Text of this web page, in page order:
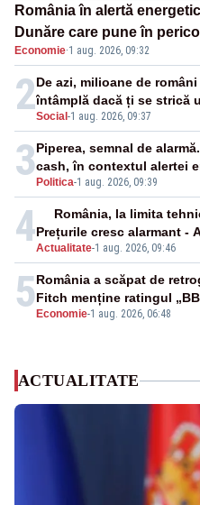
România în alertă
Dunăre care pune în
cunoscută de pe vremea
Economie·1 aug. 2026, 09:32
2Social -1 aug. 2026, 09:37
De azi, milioane de
întâmplă dacă ți se strică
3 Politica-1 aug. 2026, 09:39
Piperea, semnal de
cash, în contextul alertei
4Actualitate-1 aug. 2026, 09:46
România, la limita
Prețurile cresc alarmant -
5 Economie-1 aug. 2026, 06:48
România a scăpat de
Fitch menține ratingul
ACTUALITATE